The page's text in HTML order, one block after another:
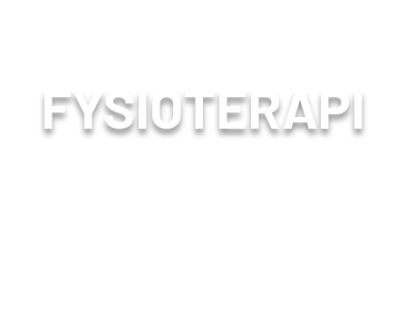
FYSIOTERAPI